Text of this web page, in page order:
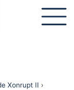
Xonrupt II ›